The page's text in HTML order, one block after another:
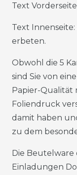
Text
Text Innenseite:
erbeten.
Obwohl die 5
sind Sie von
Papier-Qualität
Foliendruck
damit haben
zu dem
Die Beutelware
Einladungen